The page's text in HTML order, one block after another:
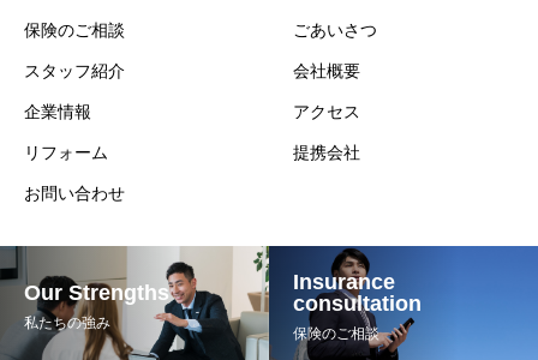
保険のご相談
スタッフ紹介
企業情報
リフォーム
お問い合わせ
ごあいさつ
会社概要
アクセス
提携会社
Our Strengths
私たちの強み
Insurance
consultation
保険のご相談